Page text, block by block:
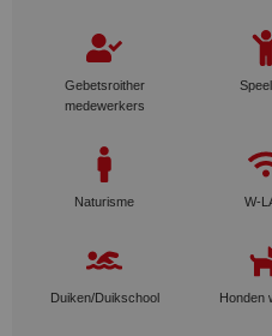
Gebetsroither
medewerkers
Naturisme W-
Duiken/Duikschool Honden